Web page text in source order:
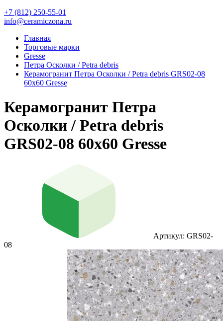
+7 (812) 250-55-01
info@ceramiczona.ru
Главная
Торговые марки
Gresse
Петра Осколки / Petra debris
Керамогранит Петра Осколки / Petra debris GRS02-08
60х60 Gresse
Керамогранит Петра
Осколки / Petra debris
GRS02-08 60х60 Gresse
Артикул: GRS02-
08